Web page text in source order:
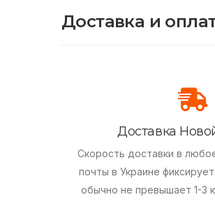
Доставка и
Доставка
Скорость доставки в
почты в Украине
обычно не превышает 1-3